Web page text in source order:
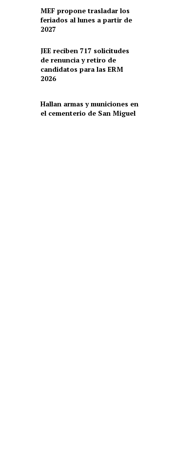
MEF propone trasladar los
feriados al lunes a partir de
2027
JEE reciben 717 solicitudes
de renuncia y retiro de
candidatos para las ERM
2026
Hallan armas y municiones en
el cementerio de San Miguel